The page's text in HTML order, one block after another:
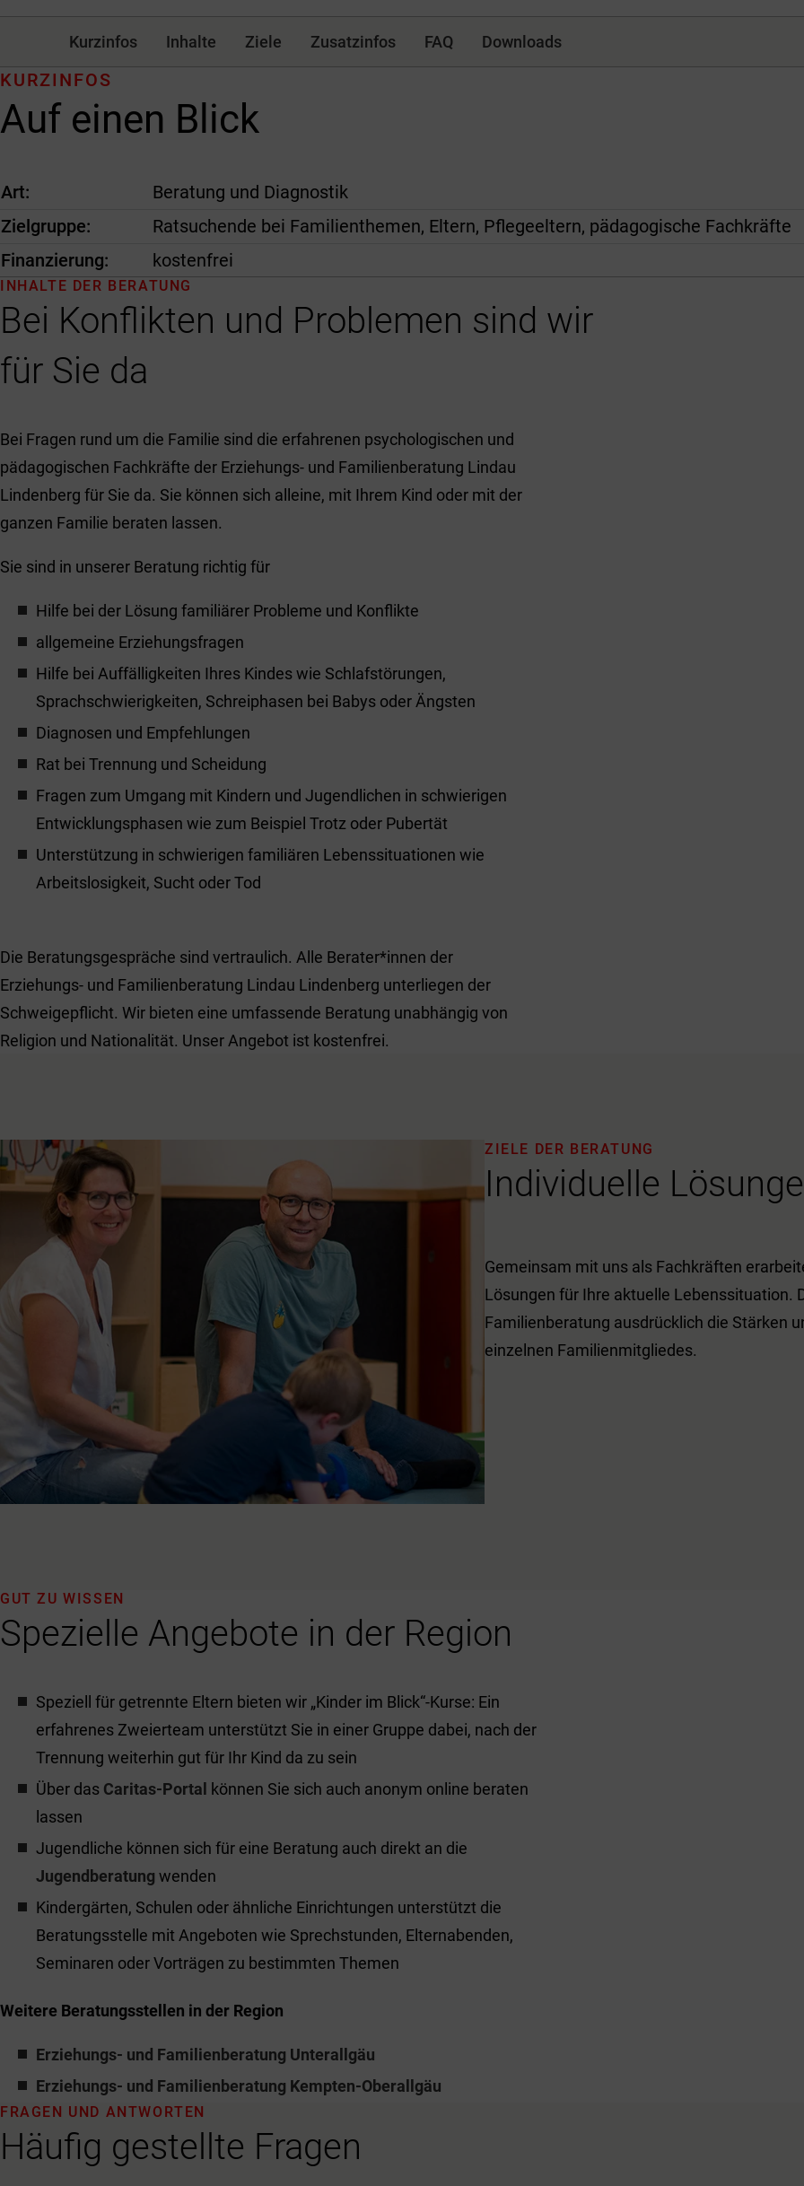
Kurzinfos Inhalte Ziele Zusatzinfos FAQ Downloads
Auf einen Blick
KURZINFOS
Art
Beratung und Diagnostik
Zielgruppe
Ratsuchende bei Familienthemen, Eltern, Pflegeeltern, pädagogische Fachkräfte
Finanzierung
kostenfrei
Bei Konflikten und Problemen sind wir
für Sie da
INHALTE DER BERATUNG
Bei Fragen rund um die Familie sind die erfahrenen psychologischen und
pädagogischen Fachkräfte der Erziehungs- und Familienberatung Lindau
Lindenberg für Sie da. Sie können sich alleine, mit Ihrem Kind oder mit der
ganzen Familie beraten lassen.
Sie sind in unserer Beratung richtig für
Hilfe bei der Lösung familiärer Probleme und Konflikte
allgemeine Erziehungsfragen
Hilfe bei Auffälligkeiten Ihres Kindes wie Schlafstörungen,
Sprachschwierigkeiten, Schreiphasen bei Babys oder Ängsten
Diagnosen und Empfehlungen
Rat bei Trennung und Scheidung
Fragen zum Umgang mit Kindern und Jugendlichen in schwierigen
Entwicklungsphasen wie zum Beispiel Trotz oder Pubertät
Unterstützung in schwierigen familiären Lebenssituationen wie
Arbeitslosigkeit, Sucht oder Tod
Die Beratungsgespräche sind vertraulich. Alle Berater*innen der
Erziehungs- und Familienberatung Lindau Lindenberg unterliegen der
Schweigepflicht. Wir bieten eine umfassende Beratung unabhängig von
Religion und Nationalität. Unser Angebot ist kostenfrei.
Individuelle
ZIELE DER BERATUNG
Gemeinsam mit uns als Fachkräften
Lösungen für Ihre aktuelle Lebenssituation.
Familienberatung ausdrücklich die Stärken
einzelnen Familienmitgliedes.
Spezielle Angebote in der Region
GUT ZU WISSEN
Speziell für getrennte Eltern bieten wir „Kinder im Blick“-Kurse: Ein
erfahrenes Zweierteam unterstützt Sie in einer Gruppe dabei, nach der
Trennung weiterhin gut für Ihr Kind da zu sein
Über das Caritas-Portal
können Sie sich auch anonym online beraten
lassen
Jugendliche können sich für eine Beratung auch direkt an die
Jugendberatung wenden
Kindergärten, Schulen oder ähnliche Einrichtungen unterstützt die
Beratungsstelle mit Angeboten wie Sprechstunden, Elternabenden,
Seminaren oder Vorträgen zu bestimmten Themen
Weitere Beratungsstellen in der Region
Erziehungs- und Familienberatung Unterallgäu
Erziehungs- und Familienberatung Kempten-Oberallgäu
Häufig gestellte Fragen
FRAGEN UND ANTWORTEN